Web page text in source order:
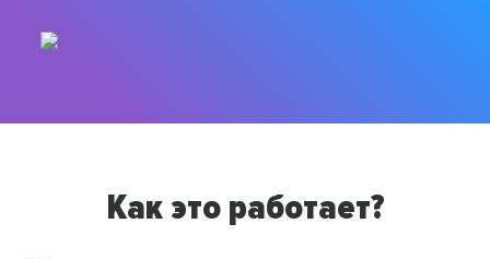
Как это работает?